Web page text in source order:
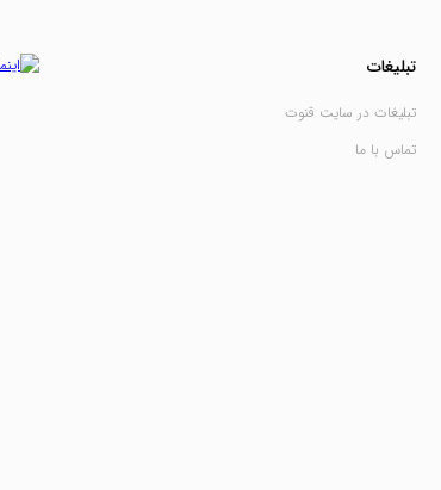
تبلیغات
تبلیغات در سایت قنوت
تماس با ما